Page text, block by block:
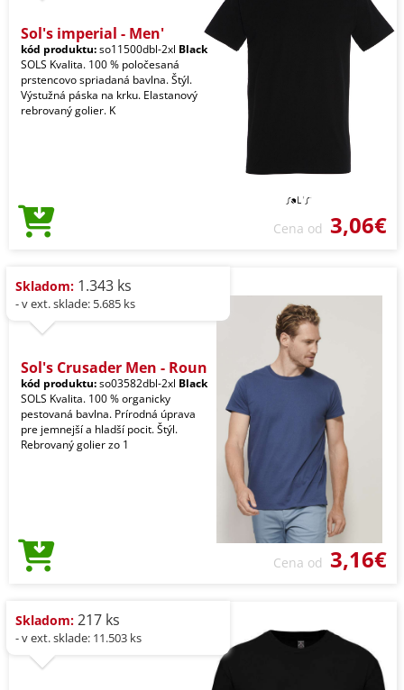
Sol's imperial - Men'
kód produktu:so11500dbl-2xl Black
SOLS Kvalita. 100 % poločesaná
prstencovo spriadaná bavlna. Štýl.
Výstužná páska na krku. Elastanový
rebrovaný golier. K
Cena od 3,06€
Skladom: 1.343 ks
- v ext. sklade: 5.685 ks
Sol's Crusader Men - Roun
kód produktu:so03582dbl-2xl Black
SOLS Kvalita. 100 % organicky
pestovaná bavlna. Prírodná úprava
pre jemnejší a hladší pocit. Štýl.
Rebrovaný golier zo 1
Cena od 3,16€
Skladom: 217 ks
- v ext. sklade: 11.503 ks